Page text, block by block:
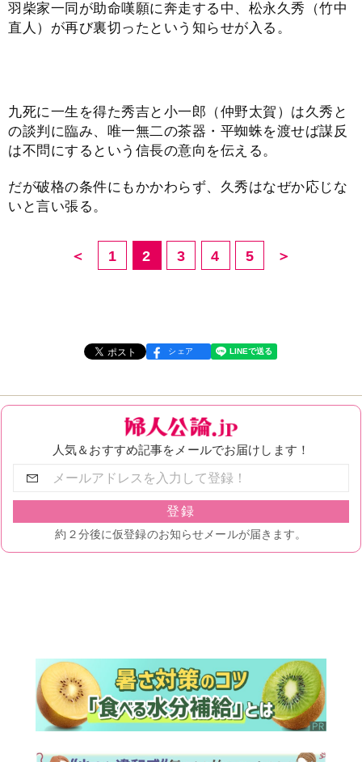
羽柴家一同が助命嘆願に奔走する中、松永久秀（竹中
直人）が再び裏切ったという知らせが入る。
九死に一生を得た秀吉と小一郎（仲野太賀）は久秀と
の談判に臨み、唯一無二の茶器・平蜘蛛を渡せば謀反
は不問にするという信長の意向を伝える。
だが破格の条件にもかかわらず、久秀はなぜか応じな
いと言い張る。
＜ 1 2 3 4 5 ＞
シェア